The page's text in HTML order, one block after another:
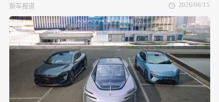
新车报道 2026/06/15